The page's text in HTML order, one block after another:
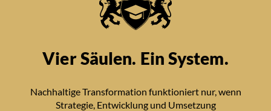
Vier Säulen. Ein System.
Nachhaltige Transformation funktioniert nur, wenn
Strategie, Entwicklung und Umsetzung